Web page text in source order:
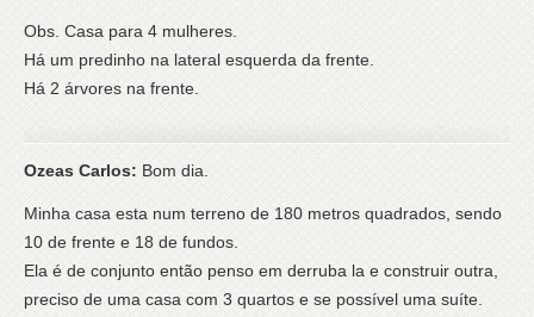
Obs. Casa para 4 mulheres.
Há um predinho na lateral esquerda da frente.
Há 2 árvores na frente.
Ozeas Carlos: Bom dia.
Minha casa esta num terreno de 180 metros quadrados, sendo
10 de frente e 18 de fundos.
Ela é de conjunto então penso em derruba la e construir outra,
preciso de uma casa com 3 quartos e se possível uma suíte.